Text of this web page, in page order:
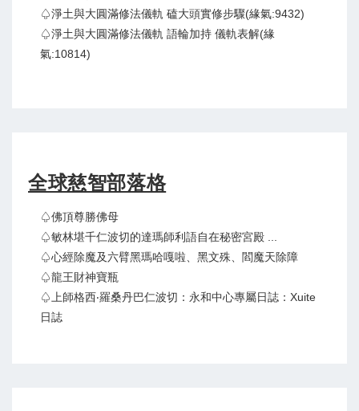
♤淨土與大圓滿修法儀軌 磕大頭實修步驟(緣氣:9432)
♤淨土與大圓滿修法儀軌 語輪加持 儀軌表解(緣
氣:10814)
全球慈智部落格
♤佛頂尊勝佛母
♤敏林堪千仁波切的達瑪師利語自在秘密宮殿 ...
♤心經除魔及六臂黑瑪哈嘎啦、黑文殊、閻魔天除障
♤龍王財神寶瓶
♤上師格西‧羅桑丹巴仁波切：永和中心專屬日誌：Xuite
日誌